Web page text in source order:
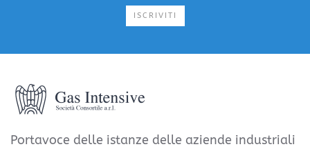
ISCRIVITI
Portavoce delle istanze delle aziende industriali